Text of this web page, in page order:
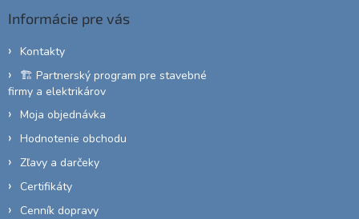
y
Informácie pre vás
Kontakty
🏗️ Partnerský program pre stavebné
firmy a elektrikárov
Moja objednávka
Hodnotenie obchodu
Zľavy a darčeky
Certifikáty
Cenník dopravy